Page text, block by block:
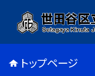
トップページ